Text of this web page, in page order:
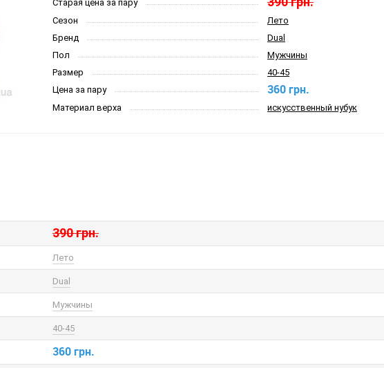
Старая цена за пару
Сезон
Лето
Бренд
Dual
Пол
Мужчины
Размер
40-45
Цена за пару
360 грн.
Материал верха искусственный нубук
390 грн.
Лето
Dual
Мужчины
40-45
360 грн.